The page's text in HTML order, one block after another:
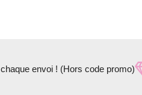
envoi ! (Hors code promo)